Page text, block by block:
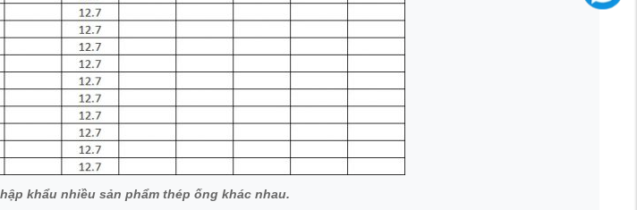
khẩu nhiều sản phẩm thép ống khác nhau.